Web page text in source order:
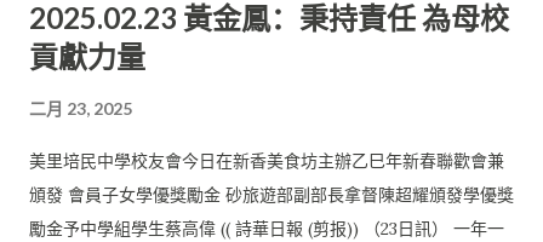
2025.02.23 黃金鳳：秉持責任 為母校
貢獻力量
二月 23, 2025
美里培民中學校友會今日在新香美食坊主辦乙巳年新春聯歡會兼
頒發 會員子女學優獎勵金 砂旅遊部副部長拿督陳超耀頒發學優獎
勵金予中學組學生蔡高偉 (( 詩華日報 (剪报)) （23日訊） 一年一